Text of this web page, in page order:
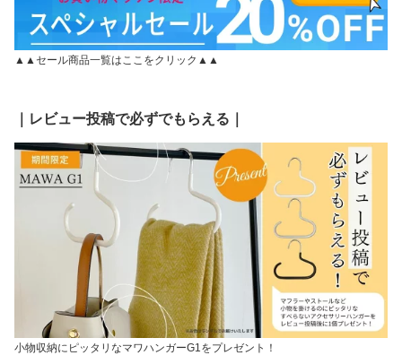
▲▲セール商品一覧はここをクリック▲▲
｜レビュー投稿で必ずでもらえる｜
小物収納にピッタリなマワハンガーG1をプレゼント！